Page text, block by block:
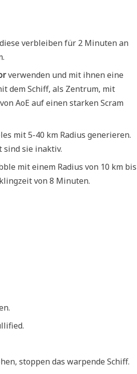
verbleiben für 2 Minuten an
verwenden und mit ihnen eine
dem Schiff, als Zentrum, mit
AoE auf einen starken Scram
mit 5-40 km Radius generieren.
sind sie inaktiv.
mit einem Radius von 10 km bis
von 8 Minuten.
stoppen das warpende Schiff.